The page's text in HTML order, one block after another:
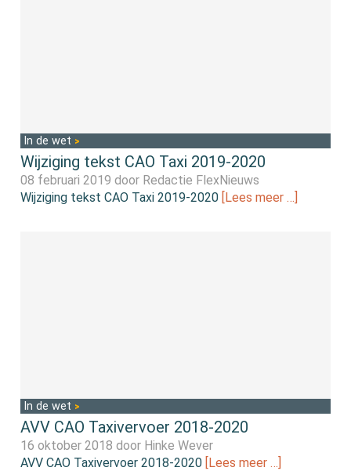
In de wet
Wijziging tekst CAO Taxi 2019-2020
08 februari 2019 door Redactie FlexNieuws
Wijziging tekst CAO Taxi 2019-2020 [Lees meer …]
In de wet
AVV CAO Taxivervoer 2018-2020
16 oktober 2018 door Hinke Wever
AVV CAO Taxivervoer 2018-2020 [Lees meer …]